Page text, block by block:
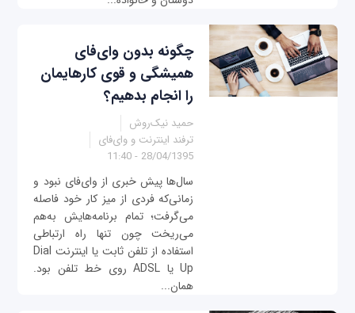
چگونه بدون وای‌فای
همیشگی و قوی کارهایمان
را انجام بدهیم؟
حمید نیک‌روش
ترفند اینترنت و وای‌فای
28/04/1395 - 11:40
سال‌ها پیش خبری از وای‌فای نبود و
زمانی‌که فردی از میز کار خود فاصله
می‌گرفت؛ تمام برنامه‌هایش به‌هم
می‌ریخت چون تنها راه ارتباطی
استفاده از تلفن ثابت یا اینترنت Dial
Up یا ADSL روی خط تلفن بود.
همان...